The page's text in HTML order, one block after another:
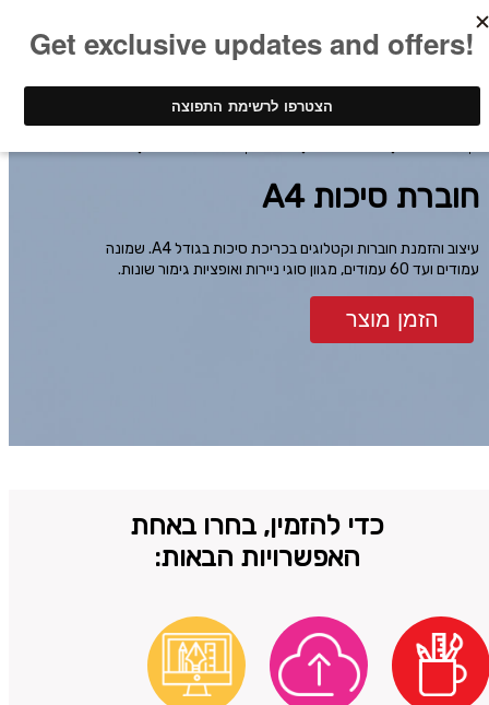
חוברת סיכות A4
עיצוב והזמנת חוברות וקטלוגים בכריכת סיכות בגודל A4. שמונה
עמודים ועד 60 עמודים, מגוון סוגי ניירות ואופציות גימור שונות.
הזמן מוצר
כדי להזמין, בחרו באחת
האפשרויות הבאות: